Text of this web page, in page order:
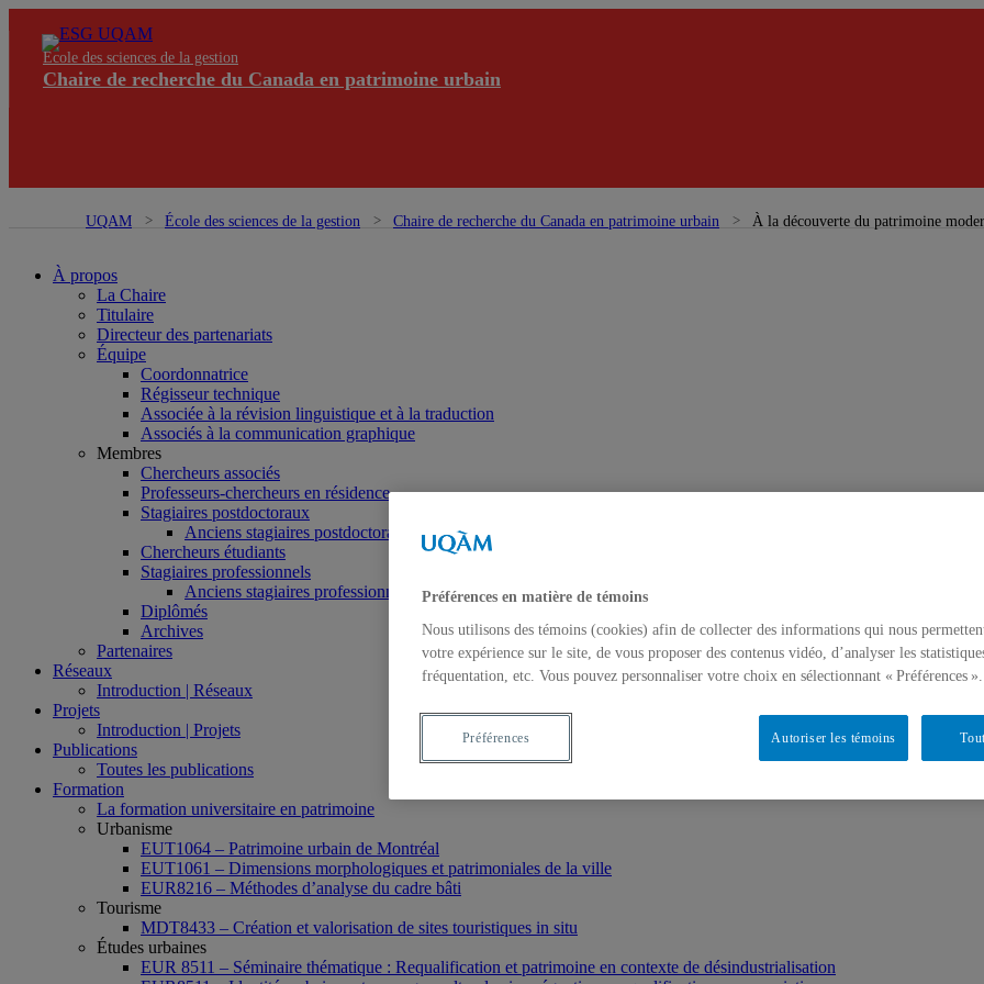
École des sciences de la gestion
Chaire de recherche du Canada en patrimoine urbain
UQAM École des sciences de la gestion Chaire de recherche du Canada en patrimoine urbain À la découverte du patrimoine
À propos
La Chaire
Titulaire
Directeur des partenariats
Équipe
Coordonnatrice
Régisseur technique
Associée à la révision linguistique et à la traduction
Associés à la communication graphique
Membres
Chercheurs associés
Professeurs-chercheurs en résidence
Stagiaires postdoctoraux
Anciens stagiaires postdoctoraux
Chercheurs étudiants
Stagiaires professionnels
Anciens stagiaires professionnels
Diplômés
Archives
Partenaires
Réseaux
Introduction | Réseaux
Projets
Introduction | Projets
Publications
Toutes les publications
Formation
La formation universitaire en patrimoine
Urbanisme
EUT1064 – Patrimoine urbain de Montréal
EUT1061 – Dimensions morphologiques et patrimoniales de la ville
EUR8216 – Méthodes d’analyse du cadre bâti
Tourisme
MDT8433 – Création et valorisation de sites touristiques in situ
Études urbaines
EUR 8511 – Séminaire thématique : Requalification et patrimoine en contexte de désindustrialisation
Préférences en matière de témoins
Nous utilisons des témoins (cookies) afin de collecter des informations qui nous
votre expérience sur le site, de vous proposer des contenus vidéo, d’analyser les
fréquentation, etc. Vous pouvez personnaliser votre choix en sélectionnant « Préférences ».
Autoriser les témoins
Préférences